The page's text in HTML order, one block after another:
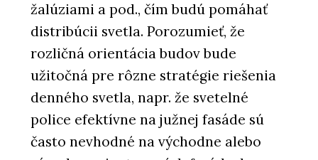
žalúziami a pod., čím budú pomáhať
distribúcii svetla. Porozumieť, že
rozličná orientácia budov bude
užitočná pre rôzne stratégie riešenia
denného svetla, napr. že svetelné
police efektívne na južnej fasáde sú
často nevhodné na východne alebo